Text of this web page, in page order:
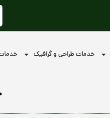
خدمات طراحی و گرافیک